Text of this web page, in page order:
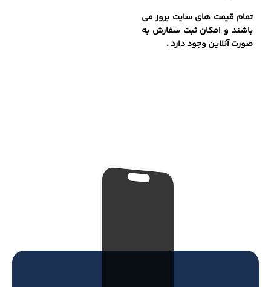
تمام قیمت های سایت بروز می
باشند و امکان ثبت سفارش به
صورت آنلاین وجود دارد .